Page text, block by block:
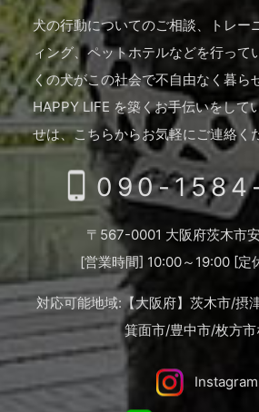
犬の行動についてのご相談、トレー
ィング、ペットホテルなどを行って
くの犬がこの社会で不自由なく暮ら
HAPPY LIFE を築くお手伝いをして
せは、こちらからお気軽にご連絡く
090-
〒567-0001 大阪府茨木市
[営業時間] 10:00～19:00 [定
対応可能地域:【大阪府】茨木市/摂
箕面市/豊中市/枚方市
Instagram